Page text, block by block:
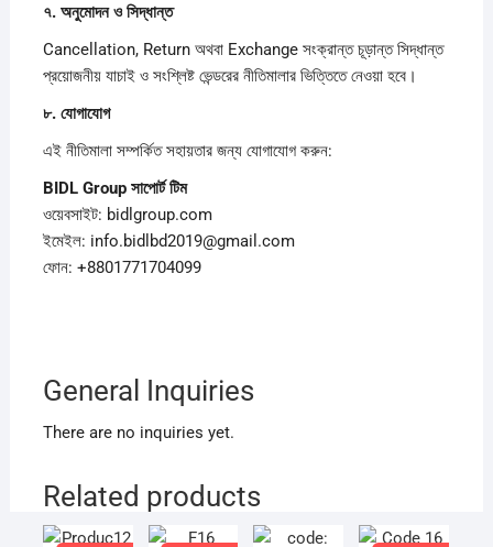
৭. অনুমোদনওসিদ্ধান্ত
Cancellation, Return অথবা Exchange সংক্রান্ত চূড়ান্ত সিদ্ধান্ত
প্রয়োজনীয় যাচাই ও সংশ্লিষ্ট ভেন্ডরের নীতিমালার ভিত্তিতে নেওয়া হবে।
৮. যোগাযোগ
এই নীতিমালা সম্পর্কিত সহায়তার জন্য যোগাযোগ করুন:
BIDL Group সাপোর্টটিম
ওয়েবসাইট: bidlgroup.com
ইমেইল: info.bidlbd2019@gmail.com
ফোন: +8801771704099
General Inquiries
There are no inquiries yet.
Related products